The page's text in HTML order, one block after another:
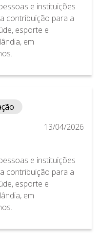
e instituições
contribuição para a
esporte e
em
13/04/2026
e instituições
contribuição para a
esporte e
em